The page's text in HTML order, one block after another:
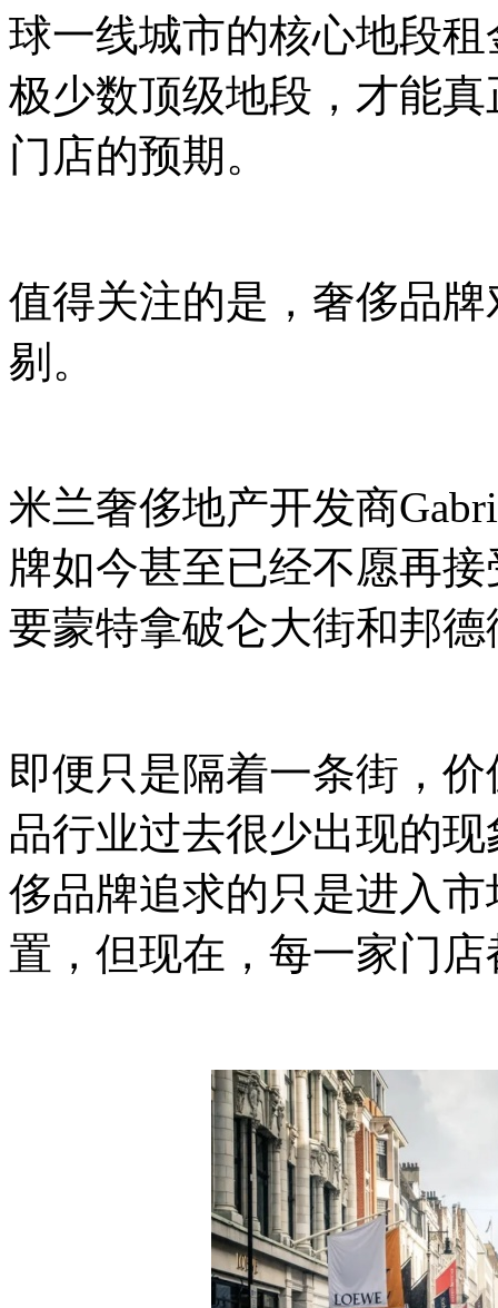
球一线城市的核心地段
极少数顶级地段，才能
门店的预期。
值得关注的是，奢侈品
剔。
米兰奢侈地产开发商
牌如今甚至已经不愿再
要蒙特拿破仑大街和邦
即便只是隔着一条街，
品行业过去很少出现的
侈品牌追求的只是进入
置，但现在，每一家门